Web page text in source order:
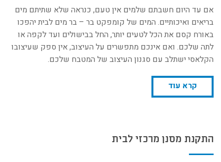
אם עד היום חשבתם שלמים אין טעם, כנראה שלא שתיתם מים
בריאים ואיכותיים. המים של קומפקט בר – בר מים לבית יהפכו
באורח קסם את הכל לטעים יותר, החל בבישולים ועד לקפה או
לתה שלכם. ואם אינכם מתפשרים על העיצוב, אין ספק שעיצובו
הקלאסי ישתלב עם סגנון העיצוב של המטבח שלכם.
קרא עוד
התקנת מסנן מרכזי לבית